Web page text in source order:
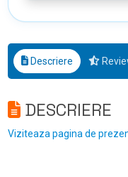
Descriere
DESCRIERE
Viziteaza pagina de